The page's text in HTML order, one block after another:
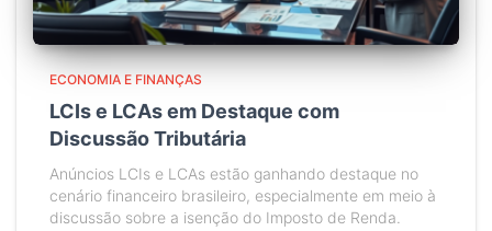
ECONOMIA E FINANÇAS
LCIs e LCAs em Destaque com
Discussão Tributária
Anúncios LCIs e LCAs estão ganhando destaque no
cenário financeiro brasileiro, especialmente em meio à
discussão sobre a isenção do Imposto de Renda.